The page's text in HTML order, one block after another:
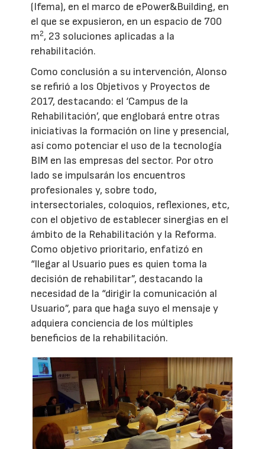
(Ifema), en el marco de ePower&Building, en
el que se expusieron, en un espacio de 700
m2, 23 soluciones aplicadas a la
rehabilitación.
Como conclusión a su intervención, Alonso
se refirió a los Objetivos y Proyectos de
2017, destacando: el ‘Campus de la
Rehabilitación’, que englobará entre otras
iniciativas la formación on line y presencial,
así como potenciar el uso de la tecnología
BIM en las empresas del sector. Por otro
lado se impulsarán los encuentros
profesionales y, sobre todo,
intersectoriales, coloquios, reflexiones, etc,
con el objetivo de establecer sinergias en el
ámbito de la Rehabilitación y la Reforma.
Como objetivo prioritario, enfatizó en
“llegar al Usuario pues es quien toma la
decisión de rehabilitar”, destacando la
necesidad de la “dirigir la comunicación al
Usuario”, para que haga suyo el mensaje y
adquiera conciencia de los múltiples
beneficios de la rehabilitación.